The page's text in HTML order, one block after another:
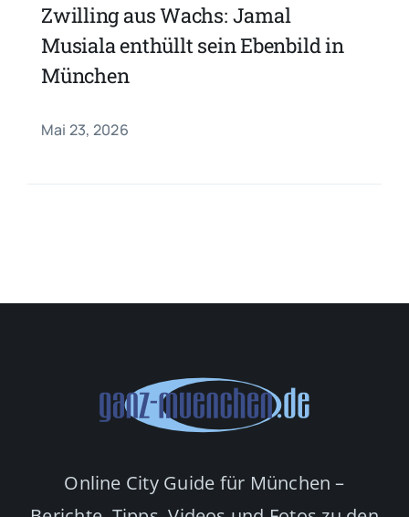
Zwilling aus Wachs: Jamal
Musiala enthüllt sein Ebenbild in
München
Mai 23, 2026
Online City Guide für München –